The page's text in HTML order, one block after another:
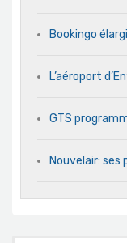
Bookingo
L’aéroport
GTS
Nouvelair: ses